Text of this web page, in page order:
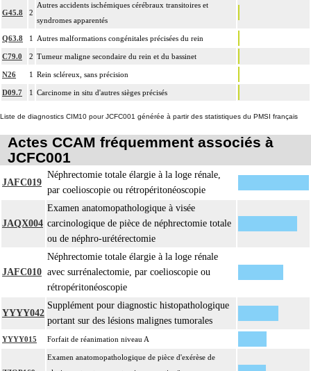
G45.8 2
Autres accidents ischémiques cérébraux transitoires et
syndromes apparentés
Q63.8 1 Autres malformations congénitales précisées du rein
C79.0 2 Tumeur maligne secondaire du rein et du bassinet
N26 1 Rein scléreux, sans précision
D09.7 1 Carcinome in situ d'autres sièges précisés
Liste de diagnostics CIM10 pour JCFC001 générée à partir des statistiques du PMSI français
Actes CCAM fréquemment associés à
JCFC001
JAFC019
Néphrectomie totale élargie à la loge rénale,
par coelioscopie ou rétropéritonéoscopie
JAQX004
Examen anatomopathologique à visée
carcinologique de pièce de néphrectomie totale
ou de néphro-urétérectomie
JAFC010
Néphrectomie totale élargie à la loge rénale
avec surrénalectomie, par coelioscopie ou
rétropéritonéoscopie
YYYY042
Supplément pour diagnostic histopathologique
portant sur des lésions malignes tumorales
YYYY015 Forfait de réanimation niveau A
Examen anatomopathologique de pièce d'exérèse de